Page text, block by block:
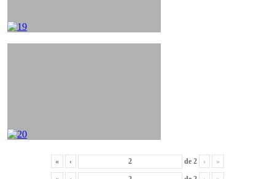
« ‹ de 2 › »